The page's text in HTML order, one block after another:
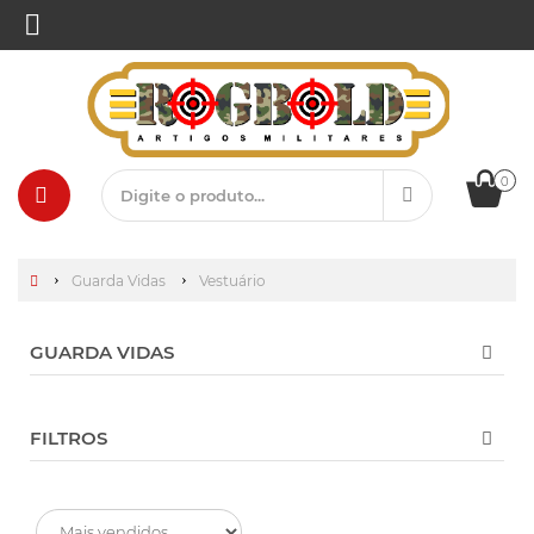
0
Guarda Vidas Vestuário
GUARDA VIDAS
FILTROS